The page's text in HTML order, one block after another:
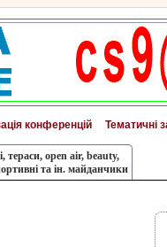
конференцій Тематичні
тераси, оpen air, beauty,
та ін. майданчики